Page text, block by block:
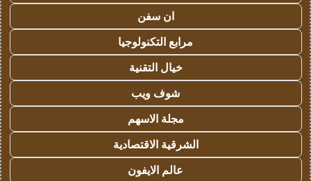
ان سفن
مرابع التكنولوجيا
خيال التقنية
شوف ويب
مجلة الاسهم
الشرقية الاقتصادية
عالم الايفون